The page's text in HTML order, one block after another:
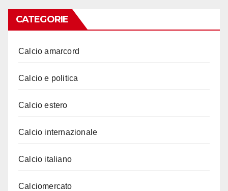
CATEGORIE
Calcio amarcord
Calcio e politica
Calcio estero
Calcio internazionale
Calcio italiano
Calciomercato